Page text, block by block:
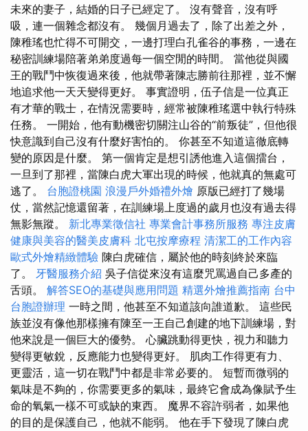
未來的妻子，結婚的日子已經定了。 沒有聲音，沒有呼
吸，連一個雜念都沒有。 幾個月過去了，除了出差之外，
陳稚瑤也忙得不可開交，一邊打理白孔雀谷的事務，一邊在
秘密訓練場陪著弟弟度過每一個空閒的時間。 當他從與國
王的戰鬥中恢復過來後，他就帶著陳志勝前往那裡，並不懈
地追求他一天天變得更好。 事實證明，伍子信是一位真正
有才華的戰士，在情況需要時，經常被陳稚瑤選中執行特殊
任務。 一開始，他有動機密切關注山谷的“前叛徒”，但他很
快意識到自己沒有什麼好害怕的。 你甚至不知道這徹底轉
變的原因是什麼。 第一個肯定是想引誘他進入這個擂台，
一旦到了那裡，當陳白虎大軍出現的時候，他就真的無處可
逃了。 台胞證桃園 浪漫戶外婚禮外燴 原版已經打了幾場
仗，當然記憶還留著，在訓練場上度過的歲月也沒有過去得
無影無蹤。 新北專業徵信社 專業會計事務所服務 專注皮膚
健康與美容的醫美皮膚科 北屯按摩療程 清潔工的工作內容
歐式外燴精緻體驗 陳白虎確信，屬於他的時刻終於來臨
了。 牙醫服務介紹 吳子信從來沒有這麼咒罵過自己多產的
舌頭。 解答SEO的基礎與應用問題 精選外燴推薦指南 台中
台胞證辦理 一時之間，他甚至不知道該向誰道歉。 這些民
族並沒有像他那樣擁有陳至一王自己創建的地下訓練場，對
他來說是一個巨大的優勢。 心臟跳動得更快，視力和聽力
變得更敏銳，反應能力也變得更好。 肌肉工作得更有力、
更靈活，這一切在戰鬥中都是非常必要的。 短暫而微弱的
氣味是不夠的，你需要更多的氣味，最終它會成為像賦予生
命的氧氣一樣不可或缺的東西。 魔界不容許弱者，如果他
的目的是保護自己，他就不能弱。 他在手下發現了陳白虎